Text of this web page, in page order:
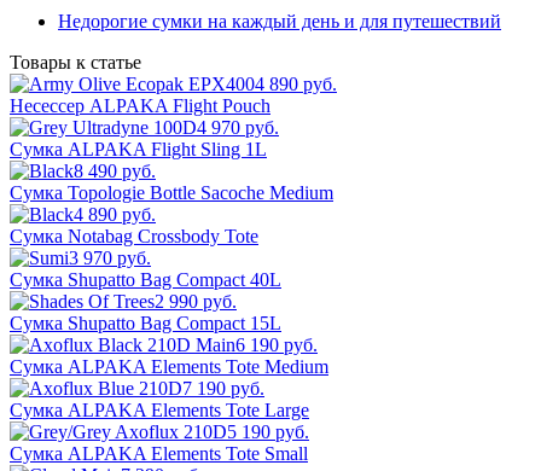
Недорогие сумки на каждый день и для путешествий
Товары к статье
4 890 руб.
Несессер ALPAKA Flight Pouch
4 970 руб.
Сумка ALPAKA Flight Sling 1L
8 490 руб.
Сумка Topologie Bottle Sacoche Medium
4 890 руб.
Сумка Notabag Crossbody Tote
3 970 руб.
Сумка Shupatto Bag Compact 40L
2 990 руб.
Сумка Shupatto Bag Compact 15L
6 190 руб.
Сумка ALPAKA Elements Tote Medium
7 190 руб.
Сумка ALPAKA Elements Tote Large
5 190 руб.
Сумка ALPAKA Elements Tote Small